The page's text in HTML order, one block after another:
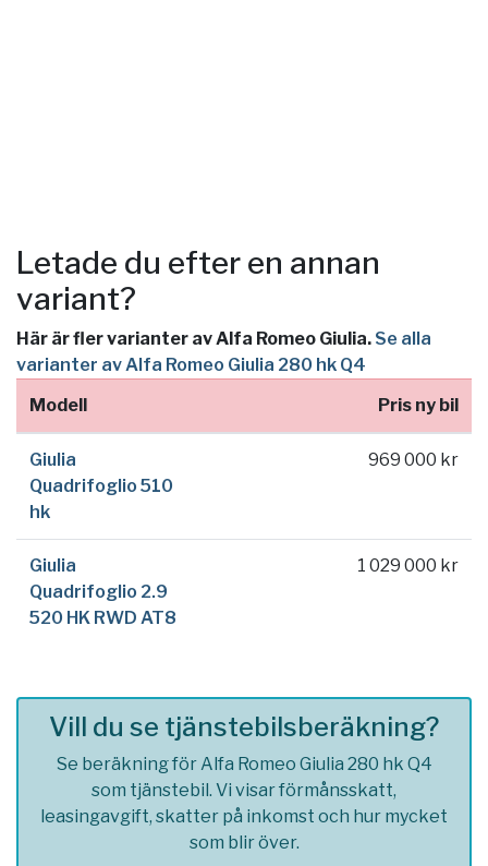
Letade du efter en annan
variant?
Här är fler varianter av Alfa Romeo Giulia. Se alla
varianter av Alfa Romeo Giulia 280 hk Q4
Modell
Pris ny bil
Giulia
Quadrifoglio 510
hk
969 000 kr
Giulia
Quadrifoglio 2.9
520 HK RWD AT8
1 029 000 kr
Vill du se tjänstebilsberäkning?
Se beräkning för Alfa Romeo Giulia 280 hk Q4
som tjänstebil. Vi visar förmånsskatt,
leasingavgift, skatter på inkomst och hur mycket
som blir över.